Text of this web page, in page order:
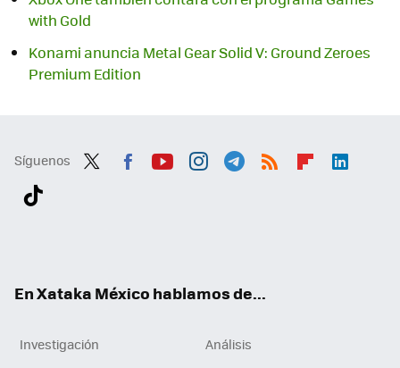
with Gold
Konami anuncia Metal Gear Solid V: Ground Zeroes
Premium Edition
Síguenos
En Xataka México hablamos de...
Investigación
Análisis